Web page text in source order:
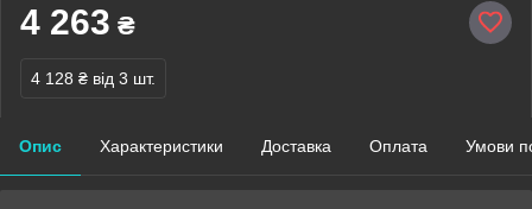
4 263 ₴
4 128 ₴ від 3 шт.
Опис Характеристики Доставка Оплата Умови